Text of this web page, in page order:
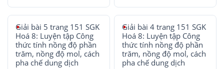
Giải bài 5 trang 151 SGK
Hoá 8: Luyện tập Công
thức tính nồng độ phần
trăm, nồng độ mol, cách
pha chế dung dịch
Giải bài 4 trang 151 SGK
Hoá 8: Luyện tập Công
thức tính nồng độ phần
trăm, nồng độ mol, cách
pha chế dung dịch